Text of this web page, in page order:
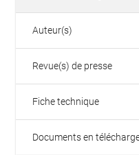
Auteur(s)
Revue(s) de presse
Fiche technique
Documents en